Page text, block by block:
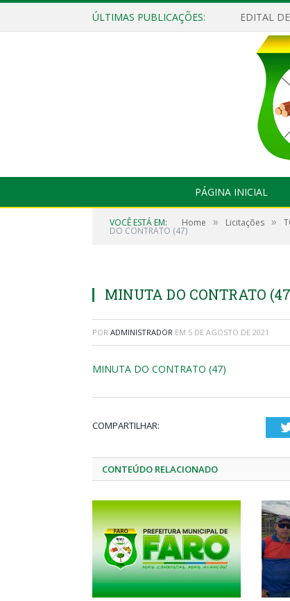
ÚLTIMAS PUBLICAÇÕES: EDITAL
PÁGINA INICIAL
VOCÊ ESTÁ EM: Home » Licitações »
DO CONTRATO (47)
MINUTA DO CONTRATO
POR ADMINISTRADOR EM 5 DE AGOSTO DE 2021
MINUTA DO CONTRATO (47)
COMPARTILHAR:
CONTEÚDO RELACIONADO